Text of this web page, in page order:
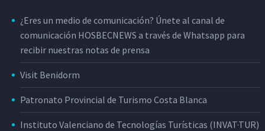
¿Eres un medio de comunicación? Únete al canal de
comunicación HOSBECNEWS a través de Whatsapp para
recibir nuestras notas de prensa
Visit Benidorm
Patronato Provincial de Turismo Costa Blanca
Instituto Valenciano de Tecnologías Turísticas (INVAT·TUR)